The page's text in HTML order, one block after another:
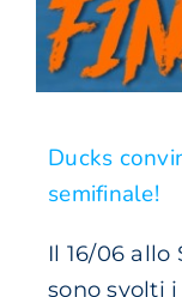
Ducks
semifinale!
Il 16/06
sono svolti